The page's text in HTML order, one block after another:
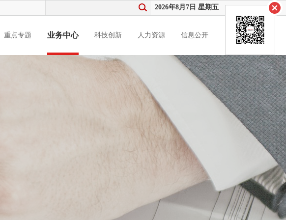
2026年8月7日 星期五
重点专题 业务中心 科技创新 人力资源 信息公开